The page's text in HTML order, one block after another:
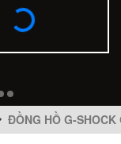
ĐỒNG HỒ G-SHOCK